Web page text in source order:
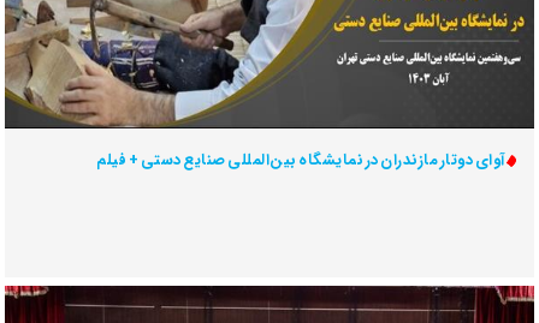
آوای دوتار مازندران در نمایشگاه بین‌المللی صنایع دستی + فیلم